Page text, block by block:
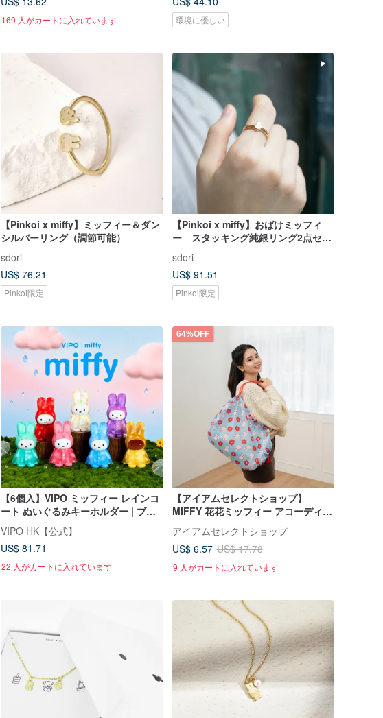
169 人がカートに入れています 環境に優しい
【Pinkoi x miffy】ミッフィー＆ダン
シルバーリング（調節可能）
sdori
US$ 76.21
Pinkoi限定
【Pinkoi x miffy】おばけミッフィ
ー スタッキング純銀リング2点セッ
ト
sdori
US$ 91.51
Pinkoi限定
【6個入】VIPO ミッフィー レインコ
ート ぬいぐるみキーホルダー | ブラ
インドボックス(全7種)
VIPO HK【公式】
US$ 81.71
22 人がカートに入れています
64%OFF
【アイアムセレクトショップ】
MIFFY 花花ミッフィー アコーディオ
アイアムセレクトショップ
US$ 6.57 US$ 17.78
9 人がカートに入れています